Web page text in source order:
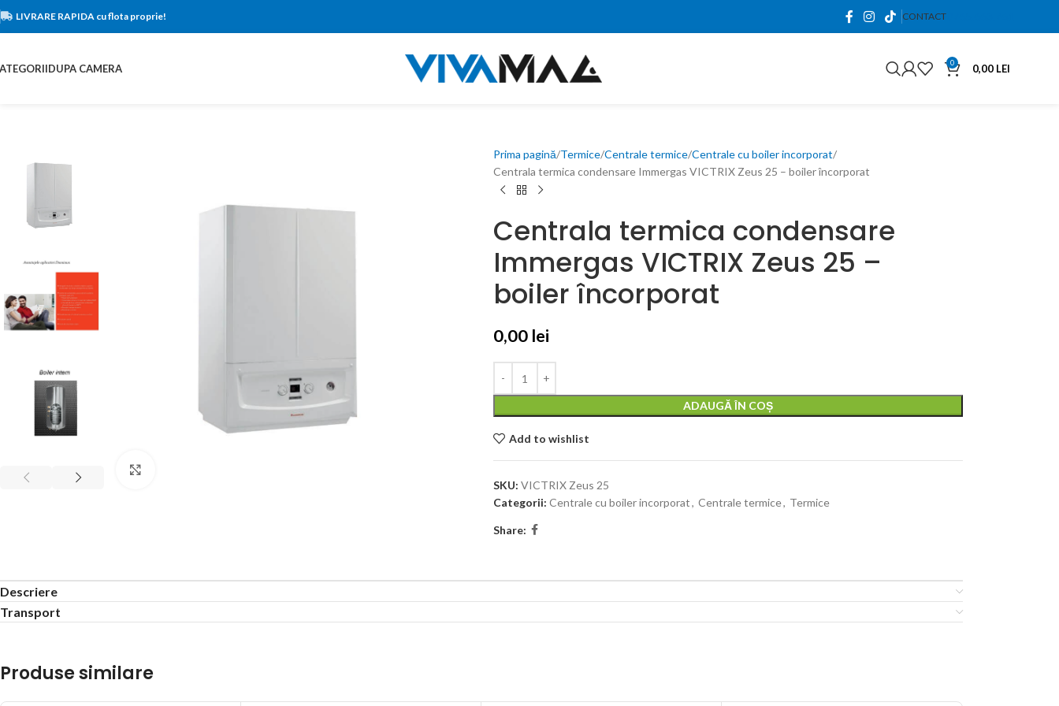
LIVRARE RAPIDA cu flota proprie! CONTACT0765.663.761
DUPA CAMERA 0 0,00 LEI
Prima pagină Termice Centrale termice Centrale cu boiler incorporat
Centrala termica condensare Immergas VICTRIX Zeus 25 – boiler încorporat
Centrala termica condensare
Immergas VICTRIX Zeus 25 –
boiler încorporat
0,00 lei
ADAUGĂ ÎN COȘ
Add to wishlist
SKU: VICTRIX Zeus 25
Categorii: Centrale cu boiler incorporat, Centrale termice, Termice
Share:
Descriere
Transport
Produse similare